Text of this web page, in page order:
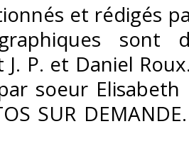
et rédigés
sont
J. P. et Daniel
soeur
SUR